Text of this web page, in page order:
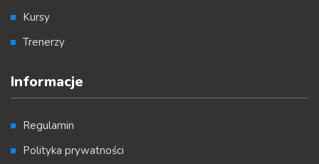
Kursy
Trenerzy
Informacje
Regulamin
Polityka prywatności